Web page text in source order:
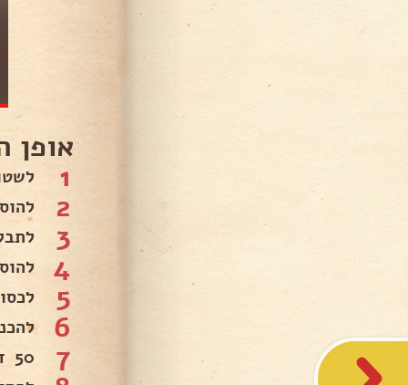
אופן
1
2
3
4
5
6
7 50 דקות .